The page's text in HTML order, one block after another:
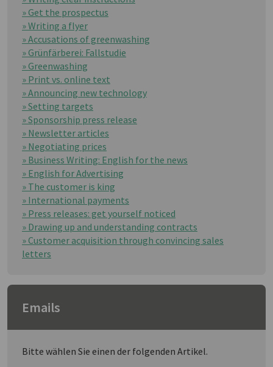
» Get the prospectus
» Writing a flyer
» Accusations of greenwashing
» Grünfärberei: Fallstudie
» Greenwashing
» Print vs. online text
» Announcing new technology
» Setting targets
» Sponsorship press release
» Newsletter articles
» Negotiating prices
» Business Writing: English for the news
» English for Advertising
» The customer is king
» International payments
» Press releases: get yourself noticed
» Drawing up and understanding contracts
» Customer acquisition through convincing sales
letters
Emails
Bitte wählen Sie einen der folgenden Artikel.